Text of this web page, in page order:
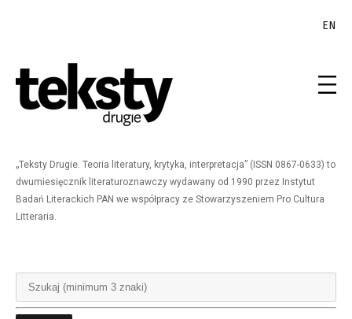
EN
„Teksty Drugie. Teoria literatury, krytyka, interpretacja” (ISSN 0867-0633) to
dwumiesięcznik literaturoznawczy wydawany od 1990 przez Instytut
Badań Literackich PAN we współpracy ze Stowarzyszeniem Pro Cultura
Litteraria.